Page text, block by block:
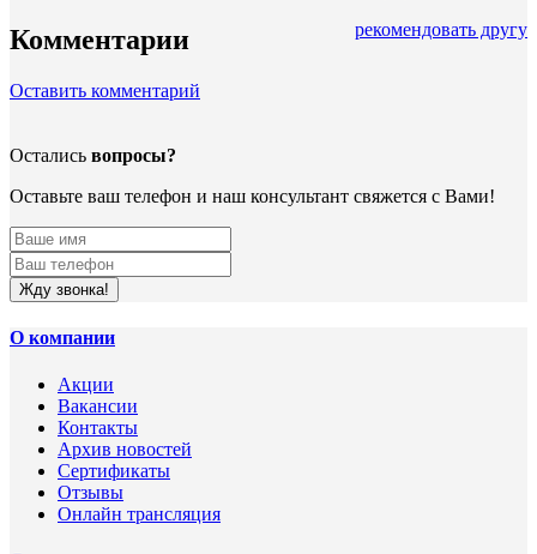
рекомендовать другу
Комментарии
Оставить комментарий
Остались вопросы?
Оставьте ваш телефон и наш консультант свяжется с Вами!
Жду звонка!
О компании
Акции
Вакансии
Контакты
Архив новостей
Сертификаты
Отзывы
Онлайн трансляция